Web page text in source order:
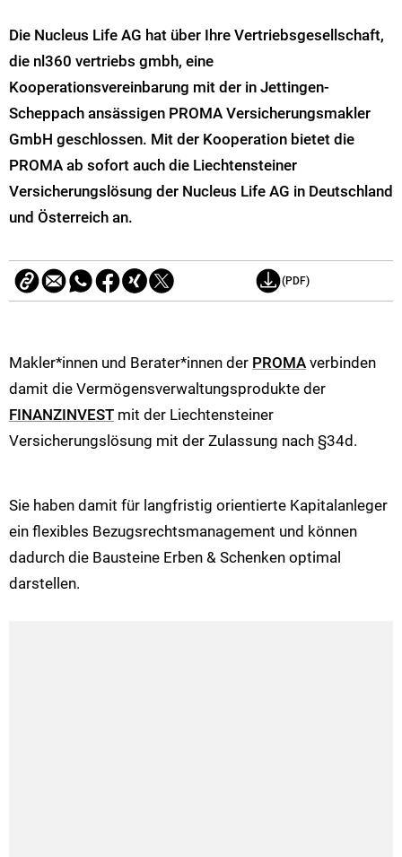
Die Nucleus Life AG hat über Ihre Vertriebsgesellschaft,
die nl360 vertriebs gmbh, eine
Kooperationsvereinbarung mit der in Jettingen-
Scheppach ansässigen PROMA Versicherungsmakler
GmbH geschlossen. Mit der Kooperation bietet die
PROMA ab sofort auch die Liechtensteiner
Versicherungslösung der Nucleus Life AG in Deutschland
und Österreich an.
(PDF)
Makler*innen und Berater*innen der PROMA verbinden
damit die Vermögensverwaltungsprodukte der
FINANZINVEST mit der Liechtensteiner
Versicherungslösung mit der Zulassung nach §34d.
Sie haben damit für langfristig orientierte Kapitalanleger
ein flexibles Bezugsrechtsmanagement und können
dadurch die Bausteine Erben & Schenken optimal
darstellen.